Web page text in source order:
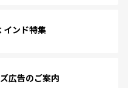
インド特集
広告のご案内